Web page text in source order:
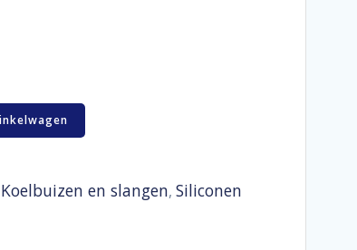
Koelbuizen en slangen, Siliconen